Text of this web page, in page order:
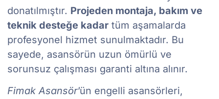
donatılmıştır. Projeden montaja, bakım ve
teknik desteğe kadar tüm aşamalarda
profesyonel hizmet sunulmaktadır. Bu
sayede, asansörün uzun ömürlü ve
sorunsuz çalışması garanti altına alınır.
Fimak Asansör’ün engelli asansörleri,